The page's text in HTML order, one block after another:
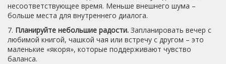
несоответствующее время. Меньше внешнего шума –
больше места для внутреннего диалога.
7. Планируйте небольшие радости. Запланировать вечер с
любимой книгой, чашкой чая или встречу с другом – это
маленькие «якоря», которые поддерживают чувство
баланса.